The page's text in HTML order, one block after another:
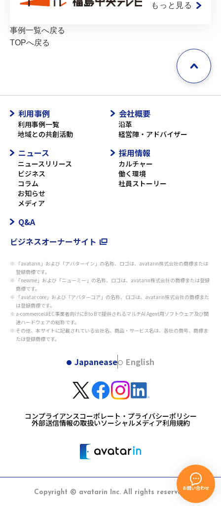
もっと見る
事例一覧へ戻る
TOPへ戻る
お問い合わせ
利用事例
利用事例一覧
地域との共創活動
会社概要
沿革
経営陣・アドバイザー
ニュース
ニュースリリース
ビジネス
コラム
お知らせ
メディア
採用情報
カルチャー
働く環境
社員ストーリー
Q&A
ビジネスオーナーサイト
「avatarin」および「アバターイン」の名称、ロゴは、avatarin株式会社の商標または
登録商標です。
「newme」および「ニューミー」の名称、ロゴは、avatarin株式会社の商標または登録
商標です。
「avatar core」および「アバターコア」の名称、ロゴは、avatarin株式会社の商標また
は登録商標です。
a-commerceはEC事業者向けにB to Bで提供されるマルチAI Agent用ソフトウェア及び関
連ハードウェアの総称です。
その他、本サイトに記載されている会社名、商品・サービス名は、各社の商号、商標ま
たは登録商標です。
Japanease English
コンプライアンスコーポレート・プライバシーポリシー
外部送信情報の取扱いソーシャルメディア利用規約
Copyright © avatarin Inc. All rights reserved.